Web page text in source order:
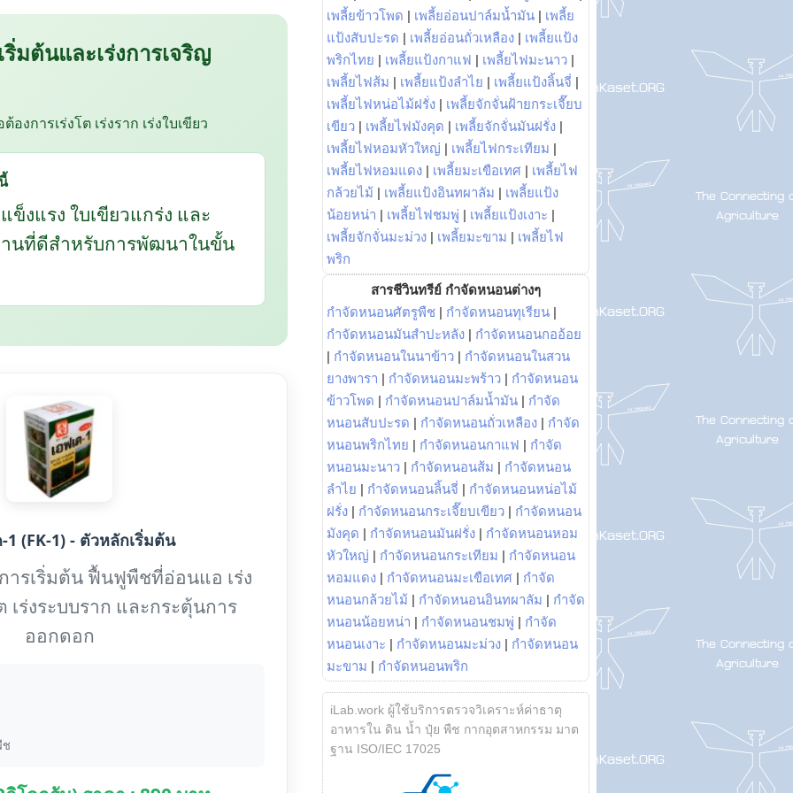
มต้นและเร่งการเจริญ
งการเร่งโต เร่งราก เร่งใบเขียว
งแรง ใบเขียวแกร่ง และ
านที่ดีสำหรับการพัฒนาในขั้น
-1 (FK-1) - ตัวหลักเริ่มต้น
ารเริ่มต้น ฟื้นฟูพืชที่อ่อนแอ เร่ง
เร่งระบบราก และกระตุ้นการ
ออกดอก
ช
เพลี้ยข้าวโพด | เพลี้ยอ่อนปาล์มน้ำมัน | เพลี้ย
แป้งสับปะรด | เพลี้ยอ่อนถั่วเหลือง | เพลี้ยแป้ง
พริกไทย | เพลี้ยแป้งกาแฟ | เพลี้ยไฟมะนาว |
เพลี้ยไฟส้ม | เพลี้ยแป้งลำไย | เพลี้ยแป้งลิ้นจี่ |
เพลี้ยไฟหน่อไม้ฝรั่ง | เพลี้ยจักจั่นฝ้ายกระเจี๊ยบ
เขียว | เพลี้ยไฟมังคุด | เพลี้ยจักจั่นมันฝรั่ง |
เพลี้ยไฟหอมหัวใหญ่ | เพลี้ยไฟกระเทียม |
เพลี้ยไฟหอมแดง | เพลี้ยมะเขือเทศ | เพลี้ยไฟ
กล้วยไม้ | เพลี้ยแป้งอินทผาลัม | เพลี้ยแป้ง
น้อยหน่า | เพลี้ยไฟชมพู่ | เพลี้ยแป้งเงาะ |
เพลี้ยจักจั่นมะม่วง | เพลี้ยมะขาม | เพลี้ยไฟ
พริก
สารชีวินทรีย์ กำจัดหนอนต่างๆ
กำจัดหนอนศัตรูพืช | กำจัดหนอนทุเรียน |
กำจัดหนอนมันสำปะหลัง | กำจัดหนอนกออ้อย
| กำจัดหนอนในนาข้าว | กำจัดหนอนในสวน
ยางพารา | กำจัดหนอนมะพร้าว | กำจัดหนอน
ข้าวโพด | กำจัดหนอนปาล์มน้ำมัน | กำจัด
หนอนสับปะรด | กำจัดหนอนถั่วเหลือง | กำจัด
หนอนพริกไทย | กำจัดหนอนกาแฟ | กำจัด
หนอนมะนาว | กำจัดหนอนส้ม | กำจัดหนอน
ลำไย | กำจัดหนอนลิ้นจี่ | กำจัดหนอนหน่อไม้
ฝรั่ง | กำจัดหนอนกระเจี๊ยบเขียว | กำจัดหนอน
มังคุด | กำจัดหนอนมันฝรั่ง | กำจัดหนอนหอม
หัวใหญ่ | กำจัดหนอนกระเทียม | กำจัดหนอน
หอมแดง | กำจัดหนอนมะเขือเทศ | กำจัด
หนอนกล้วยไม้ | กำจัดหนอนอินทผาลัม | กำจัด
หนอนน้อยหน่า | กำจัดหนอนชมพู่ | กำจัด
หนอนเงาะ | กำจัดหนอนมะม่วง | กำจัดหนอน
มะขาม | กำจัดหนอนพริก
iLab.work ผู้ใช้บริการตรวจวิเคราะห์ค่าธาตุ
อาหารใน ดิน น้ำ ปุ๋ย พืช กากอุตสาหกรรม มาต
ฐาน ISO/IEC 17025